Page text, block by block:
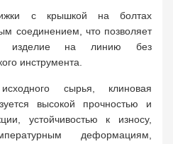
с крышкой на болтах
соединением, что позволяет
изделие на линию без
инструмента.
сырья, клиновая
высокой прочностью и
устойчивостью к износу,
деформациям,